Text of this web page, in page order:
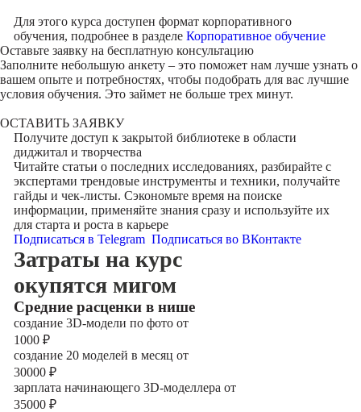
Для этого курса доступен формат корпоративного
обучения, подробнее в разделе Корпоративное обучение
Оставьте заявку на бесплатную консультацию
Заполните небольшую анкету – это поможет нам лучше узнать о
вашем опыте и потребностях, чтобы подобрать для вас лучшие
условия обучения. Это займет не больше трех минут.
ОСТАВИТЬ ЗАЯВКУ
Получите доступ к закрытой библиотекев области
диджитал и творчества
Читайте статьи о последних исследованиях, разбирайте с
экспертами трендовые инструменты и техники, получайте
гайды и чек-листы. Сэкономьте время на поиске
информации, применяйте знания сразу и используйте их
для старта и роста в карьере
Подписаться в Telegram Подписаться во ВКонтакте
Затраты на курс
окупятся мигом
Cредние расценки в нише
создание 3D-модели по фото от
1000 ₽
создание 20 моделей в месяц от
30000 ₽
зарплата начинающего 3D-моделлера от
35000 ₽